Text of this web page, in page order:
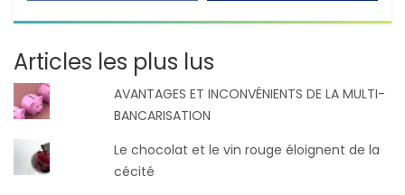
Articles les plus lus
AVANTAGES ET INCONVÉNIENTS DE LA MULTI-
BANCARISATION
Le chocolat et le vin rouge éloignent de la
cécité